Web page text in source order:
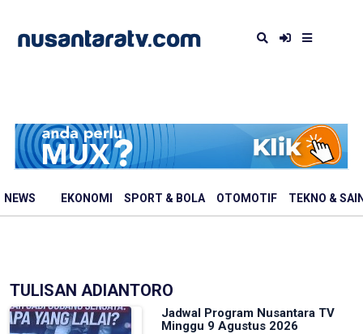
NEWS EKONOMI SPORT & BOLA OTOMOTIF TEKNO &
TULISAN ADIANTORO
Jadwal Program Nusantara TV
Minggu 9 Agustus 2026